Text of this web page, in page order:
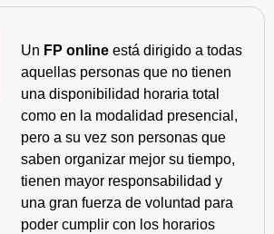
Un FP online está dirigido a todas
aquellas personas que no tienen
una disponibilidad horaria total
como en la modalidad presencial,
pero a su vez son personas que
saben organizar mejor su tiempo,
tienen mayor responsabilidad y
una gran fuerza de voluntad para
poder cumplir con los horarios